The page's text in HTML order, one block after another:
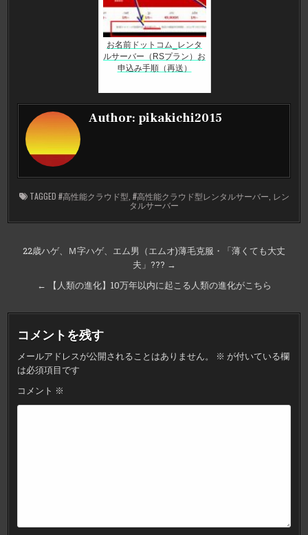
お名前ドットコム_レンタ
ルサーバー（RSプラン）お
申込み手順（再送）
Author: pikakichi2015
TAGGED #高性能クラウド型 #高性能クラウド型レンタルサーバー レン
タルサーバー
投
ビ
ゲ
ー
シ
ョ
ン
22歳ハゲ、Ｍ字ハゲ、エム男（エムオ)薄毛克服・「薄くても大丈
夫」??? →
← 【人類の進化】10万年以内に起こる人類の進化がこちら
コメントを残す
メールアドレスが公開されることはありません。 ※ が付いている欄
は必須項目です
コメント ※